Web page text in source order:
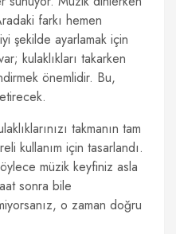
farkı hemen
şekilde ayarlamak için
kulaklıkları takarken
önemlidir. Bu,
takmanın tam
kullanım için tasarlandı.
müzik keyfiniz asla
sonra bile
o zaman doğru